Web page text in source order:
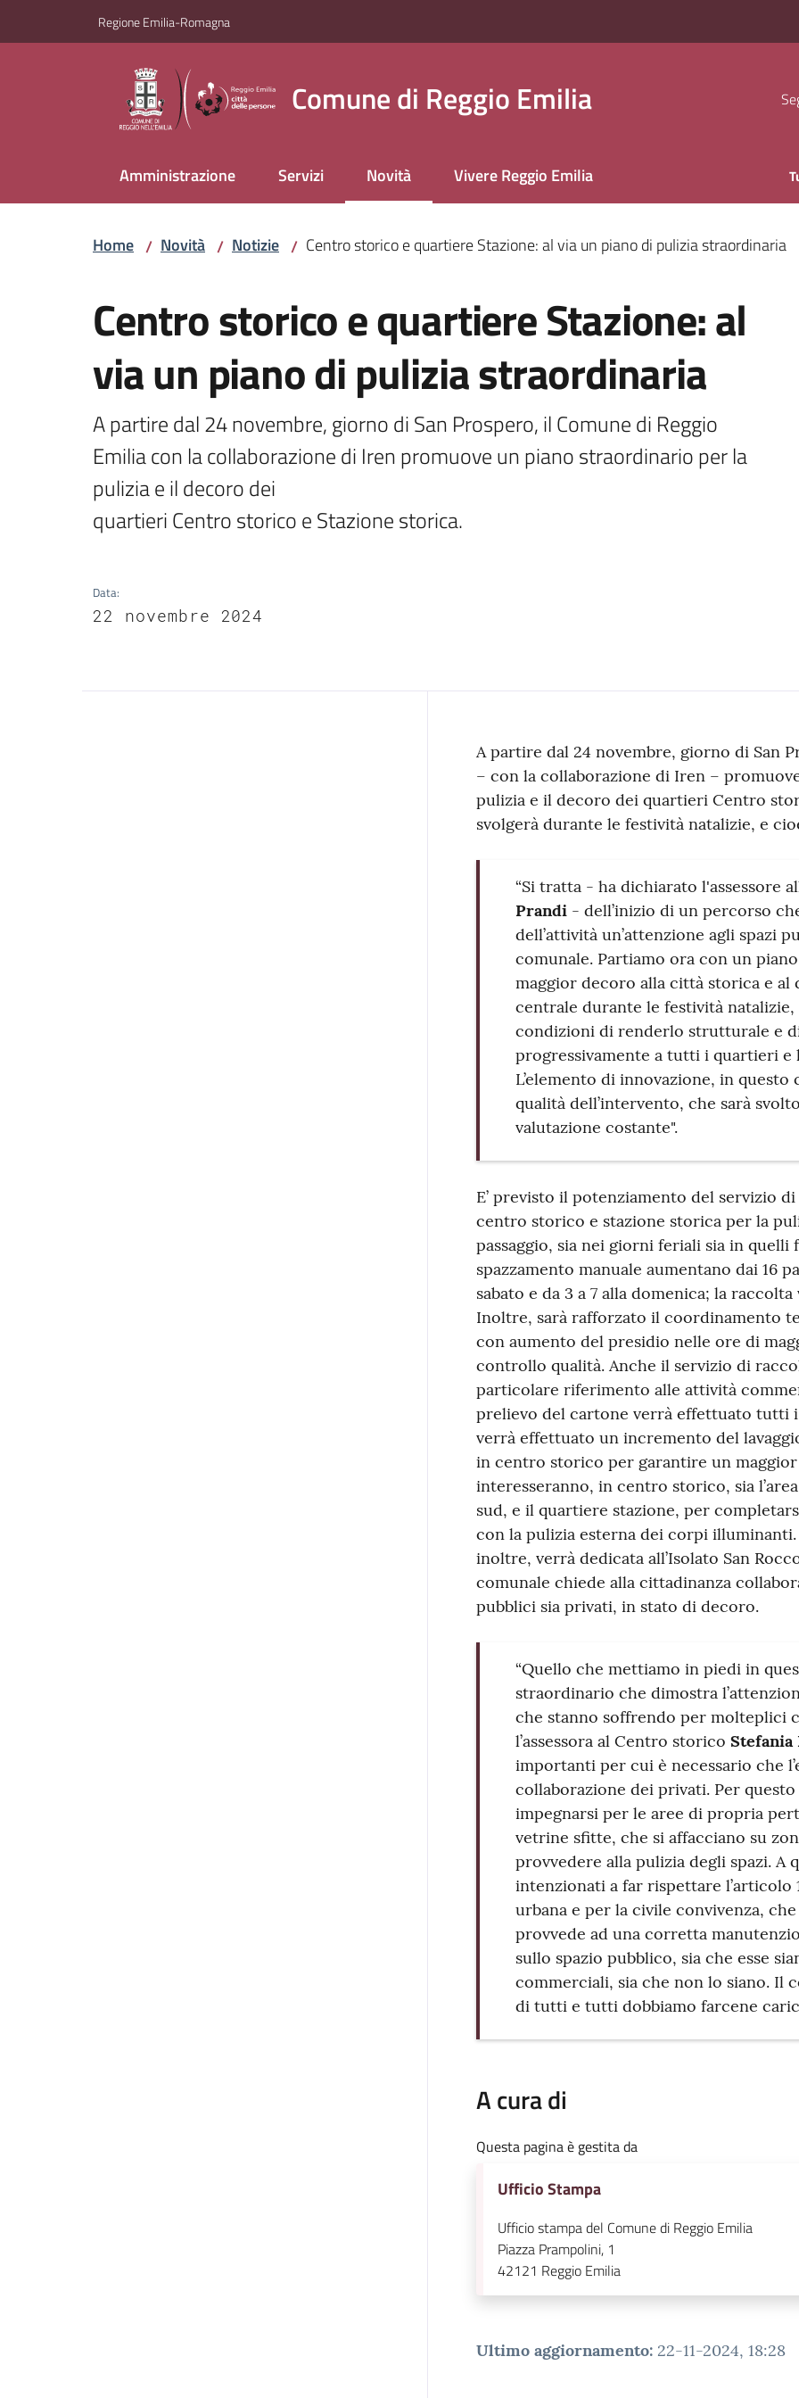
Regione Emilia-Romagna
Comune di Reggio Emilia
Amministrazione Servizi Novità
Menu selezionatoVivere Reggio Emilia
Home / Novità / Notizie / Centro storico e quartiere Stazione: al via un piano di pulizia straordinaria
Centro storico e quartiere Stazione: al
via un piano di pulizia straordinaria
A partire dal 24 novembre, giorno di San Prospero, il Comune di Reggio
Emilia con la collaborazione di Iren promuove un piano straordinario per la
pulizia e il decoro dei
quartieri Centro storico e Stazione storica.
Data:
22 novembre 2024
Contenuto
A partire dal 24 novembre, giorno di San
– con la collaborazione di Iren –
pulizia e il decoro dei quartieri Centro
svolgerà durante le festività natalizie, e
“Si tratta - ha dichiarato l'assessore
Prandi - dell’inizio di un percorso
dell’attività un’attenzione agli
comunale. Partiamo ora con un
maggior decoro alla città storica e
centrale durante le festività
condizioni di renderlo strutturale e
progressivamente a tutti i quartieri e
L’elemento di innovazione, in
qualità dell’intervento, che sarà
valutazione costante".
E’ previsto il potenziamento del servizio
centro storico e stazione storica per la
passaggio, sia nei giorni feriali sia in quelli
spazzamento manuale aumentano dai 16
sabato e da 3 a 7 alla domenica; la
Inoltre, sarà rafforzato il coordinamento
con aumento del presidio nelle ore di
controllo qualità. Anche il servizio di
particolare riferimento alle attività
prelievo del cartone verrà effettuato tutti
verrà effettuato un incremento del
in centro storico per garantire un
interesseranno, in centro storico, sia
sud, e il quartiere stazione, per
con la pulizia esterna dei corpi
inoltre, verrà dedicata all’Isolato San
comunale chiede alla cittadinanza
pubblici sia privati, in stato di decoro.
“Quello che mettiamo in piedi in
straordinario che dimostra
che stanno soffrendo per molteplici
l’assessora al Centro storico Stefania
importanti per cui è necessario che
collaborazione dei privati. Per
impegnarsi per le aree di propria
vetrine sfitte, che si affacciano su
provvedere alla pulizia degli spazi.
intenzionati a far rispettare l’articolo
urbana e per la civile convivenza,
provvede ad una corretta
sullo spazio pubblico, sia che esse
commerciali, sia che non lo siano. Il
di tutti e tutti dobbiamo farcene
A cura di
Questa pagina è gestita da
Ufficio Stampa
Ufficio stampa del Comune di Reggio Emilia
Piazza Prampolini, 1
42121 Reggio Emilia
Ultimo aggiornamento: 22-11-2024, 18:28